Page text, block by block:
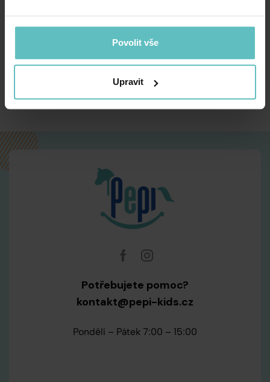
Povolit vše
Upravit
Oboustranná deka 75×100 z
minky fleecu a waflové
Potřebujete pomoc?
kontakt@pepi-kids.cz
Pondělí – Pátek 7:00 – 15:00